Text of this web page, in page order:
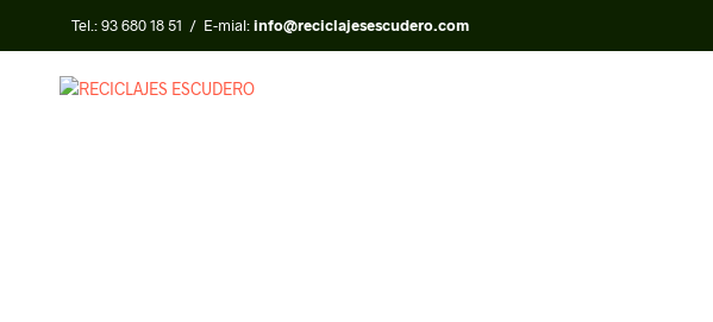
Tel.:93 680 18 51 / E-mial:info@reciclajesescudero.com